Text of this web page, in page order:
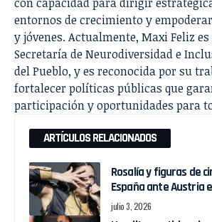
entornos de crecimiento y
y jóvenes. Actualmente, Maxi Feliz
Secretaría de Neurodiversidad e
del Pueblo, y es reconocida por su
fortalecer políticas públicas que
participación y oportunidades para
ARTÍCULOS RELACIONADOS
Rosalía y figuras de
España ante Austria
julio 3, 2026